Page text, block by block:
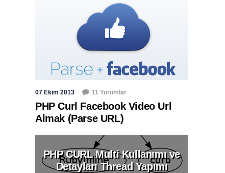
07 Ekim 2013 11 Yorumlar
PHP Curl Facebook Video Url
Almak (Parse URL)
PHP CURL Multi Kullanımı ve
Detayları Thread Yapımı